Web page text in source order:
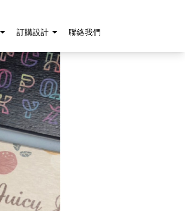
訂購設計 聯絡我們